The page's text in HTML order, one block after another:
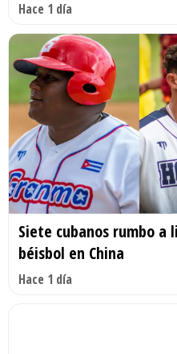
Hace 1 día
Siete cubanos rumbo a
béisbol en China
Hace 1 día